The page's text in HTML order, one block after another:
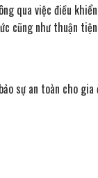
qua việc điều
cũng như thuận
sự an toàn cho gia